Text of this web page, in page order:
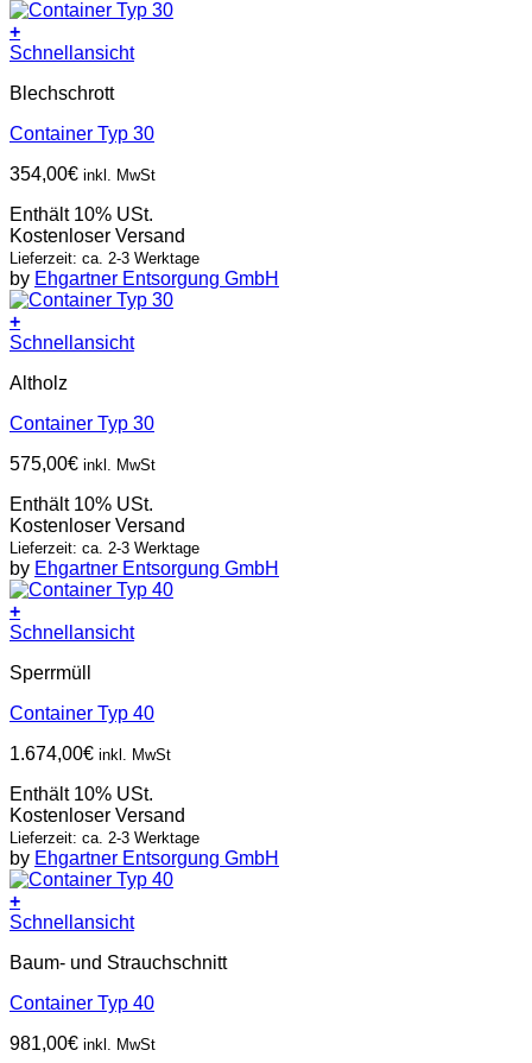
+
Schnellansicht
Blechschrott
Container Typ 30
354,00€ inkl. MwSt
Enthält 10% USt.
Kostenloser Versand
Lieferzeit: ca. 2-3 Werktage
by Ehgartner Entsorgung GmbH
+
Schnellansicht
Altholz
Container Typ 30
575,00€ inkl. MwSt
Enthält 10% USt.
Kostenloser Versand
Lieferzeit: ca. 2-3 Werktage
by Ehgartner Entsorgung GmbH
+
Schnellansicht
Sperrmüll
Container Typ 40
1.674,00€ inkl. MwSt
Enthält 10% USt.
Kostenloser Versand
Lieferzeit: ca. 2-3 Werktage
by Ehgartner Entsorgung GmbH
+
Schnellansicht
Baum- und Strauchschnitt
Container Typ 40
981,00€ inkl. MwSt